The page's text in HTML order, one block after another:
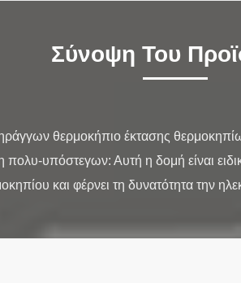
Σύνοψη Του
θερμοκήπιο έκτασης
υπόστεγων: Αυτή η δομή είναι